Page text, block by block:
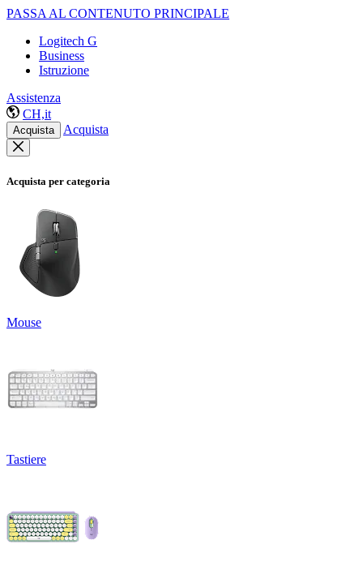
PASSA AL CONTENUTO PRINCIPALE
Logitech G
Business
Istruzione
Assistenza
CH,it
Acquista Acquista
Acquista per categoria
Mouse
Tastiere